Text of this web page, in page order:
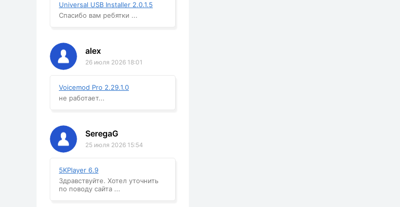
Universal USB Installer 2.0.1.5
Спасибо вам ребятки ...
alex
26 июля 2026 18:01
Voicemod Pro 2.29.1.0
не работает...
SeregaG
25 июля 2026 15:54
5KPlayer 6.9
Здравствуйте. Хотел уточнить
по поводу сайта ...